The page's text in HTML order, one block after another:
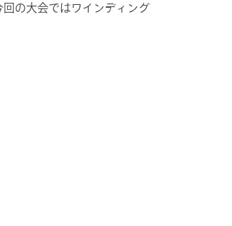
の大会ではワインディング